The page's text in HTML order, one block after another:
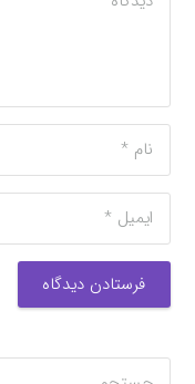
فرستادن دیدگاه